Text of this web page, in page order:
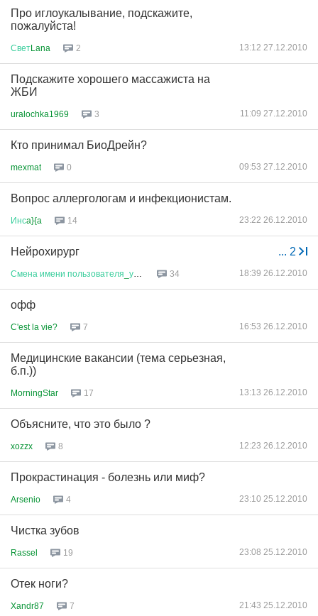
Про иглоукалывание, подскажите,
пожалуйста!
СветLana 2 13:12 27.12.2010
Подскажите хорошего массажиста на
ЖБИ
uralochka1969 3 11:09 27.12.2010
Кто принимал БиоДрейн?
mexmat 0 09:53 27.12.2010
Вопрос аллергологам и инфекционистам.
Инсa}{a 14 23:22 26.12.2010
... 2
Нейрохирург
Смена имени пользователя уже 34 18:39 26.12.2010
офф
C'est la vie? 7 16:53 26.12.2010
Медицинские вакансии (тема серьезная,
б.п.))
MorningStar 17 13:13 26.12.2010
Объясните, что это было ?
xozzx 8 12:23 26.12.2010
Прокрастинация - болезнь или миф?
Arsenio 4 23:10 25.12.2010
Чистка зубов
Rassel 19 23:08 25.12.2010
Отек ноги?
Xandr87 7 21:43 25.12.2010